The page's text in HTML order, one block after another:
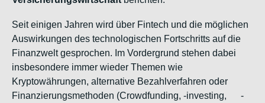
Seit einigen Jahren wird über Fintech und die möglichen
Auswirkungen des technologischen Fortschritts auf die
Finanzwelt gesprochen. Im Vordergrund stehen dabei
insbesondere immer wieder Themen wie
Kryptowährungen, alternative Bezahlverfahren oder
Finanzierungsmethoden (Crowdfunding, -investing, -